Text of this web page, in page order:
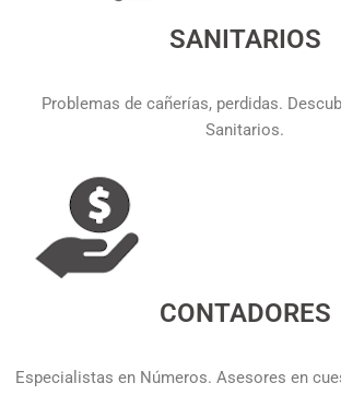
SANITARIOS
Problemas de cañerías, perdidas.
Sanitarios.
CONTADORES
Especialistas en Números. Asesores en